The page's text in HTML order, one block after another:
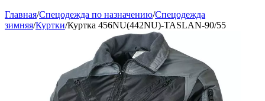
Главная/Спецодежда по назначению/Спецодежда
зимняя/Куртки/Куртка 456NU(442NU)-TASLAN-90/55